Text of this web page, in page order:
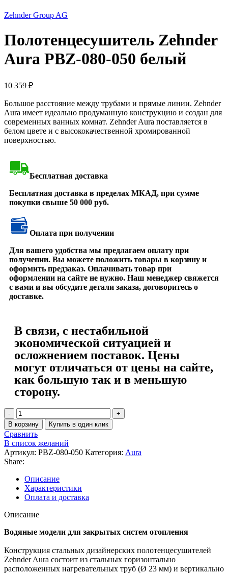
Zehnder Group AG
Полотенцесушитель Zehnder
Aura PBZ-080-050 белый
10 359 ₽
Большое расстояние между трубами и прямые линии. Zehnder
Aura имеет идеально продуманную конструкцию и создан для
современных ванных комнат. Zehnder Aura поставляется в
белом цвете и с высококачественной хромированной
поверхностью.
Бесплатная доставка
Бесплатная доставка в пределах МКАД, при сумме
покупки свыше 50 000 руб.
Оплата при получении
Для вашего удобства мы предлагаем оплату при
получении. Вы можете положить товары в корзину и
оформить предзаказ. Оплачивать товар при
оформлении на сайте не нужно. Наш менеджер свяжется
с вами и вы обсудите детали заказа, договоритесь о
доставке.
В связи, с нестабильной
экономической ситуацией и
осложнением поставок. Цены
могут отличаться от цены на сайте,
как большую так и в меньшую
сторону.
В корзину Купить в один клик
Сравнить
В список желаний
Артикул: PBZ-080-050 Категория: Aura
Share:
Описание
Характеристики
Оплата и доставка
Описание
Водяные модели для закрытых систем отопления
Конструкция стальных дизайнерских полотенцесушителей
Zehnder Aura состоит из стальных горизонтально
расположенных нагревательных труб (Ø 23 мм) и вертикально